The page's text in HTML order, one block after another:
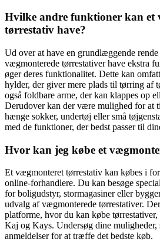
Hvilke andre funktioner kan et
tørrestativ have?
Ud over at have en grundlæggende
vægmonterede tørrestativer have ekstra
øger deres funktionalitet. Dette kan
hylder, der giver mere plads til tørring af
også foldbare arme, der kan klappes op
Derudover kan der være mulighed for at
hænge sokker, undertøj eller små
med de funktioner, der bedst passer til
Hvor kan jeg købe et
Et vægmonteret tørrestativ kan købes i
online-forhandlere. Du kan besøge
for boligudstyr, stormagasiner eller
udvalg af vægmonterede tørrestativer.
platforme, hvor du kan købe
Kaj og Kays. Undersøg dine
anmeldelser for at træffe det bedste køb.